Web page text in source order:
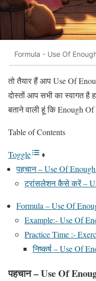
Formula - Use Of
तो तैयार हैं आप Use Of
दोस्तों आप सभी का स्वागत है
बताने वाली हूं कि Enough
Table of Contents
Toggle
पहचान – Use Of
ट्रांसलेशन कैसे करें –
Formula – Use Of
Example:- Use Of
Practice Time :-
निष्कर्ष – Use Of
पहचान – Use Of